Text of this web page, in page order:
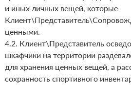
и иных личных вещей, которые
ценными.
4.2. Клиент\Представитель
шкафчики на территории
для хранения ценных вещей, а
сохранность спортивного